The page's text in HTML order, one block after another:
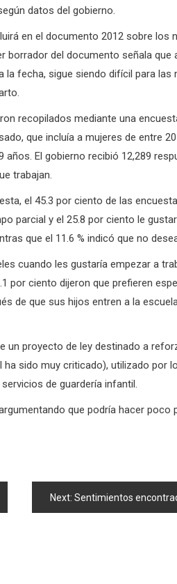
datos del gobierno.
en el documento 2012 sobre los
borrador del documento señala
la fecha, sigue siendo difícil para las
recopilados mediante una
que incluía a mujeres de entre
años. El gobierno recibió 12,289
trabajan.
el 45.3 por ciento de las
parcial y el 25.8 por ciento le
que el 11.6 % indicó que no
cuando les gustaría empezar a
por ciento dijeron que prefieren
de que sus hijos entren a la
un proyecto de ley destinado a
sido muy criticado), utilizado por
de guardería infantil.
que podría hacer poco
Next: Sentimientos encontrados: